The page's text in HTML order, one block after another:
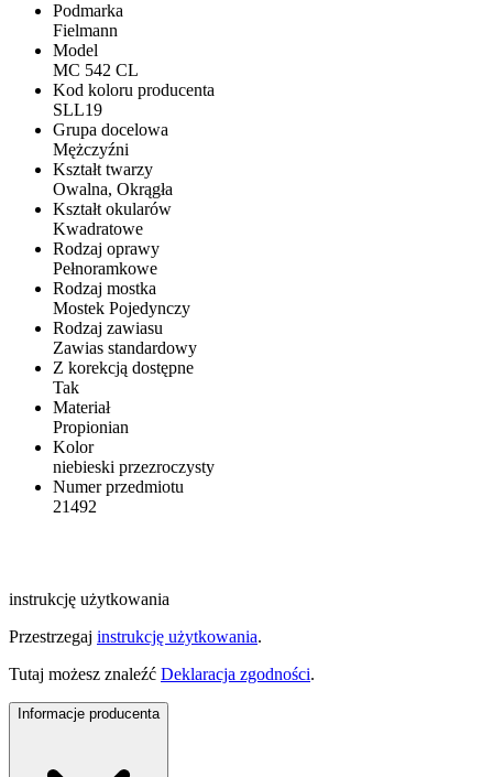
Podmarka
Fielmann
Model
MC 542 CL
Kod koloru producenta
SLL19
Grupa docelowa
Mężczyźni
Kształt twarzy
Owalna, Okrągła
Kształt okularów
Kwadratowe
Rodzaj oprawy
Pełnoramkowe
Rodzaj mostka
Mostek Pojedynczy
Rodzaj zawiasu
Zawias standardowy
Z korekcją dostępne
Tak
Materiał
Propionian
Kolor
niebieski przezroczysty
Numer przedmiotu
21492
instrukcję użytkowania
Przestrzegaj instrukcję użytkowania.
Tutaj możesz znaleźć Deklaracja zgodności.
Informacje producenta